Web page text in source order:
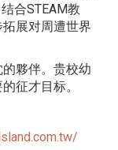
合STEAM教
展对周遭世界
夥伴。贵校幼
征才目标。